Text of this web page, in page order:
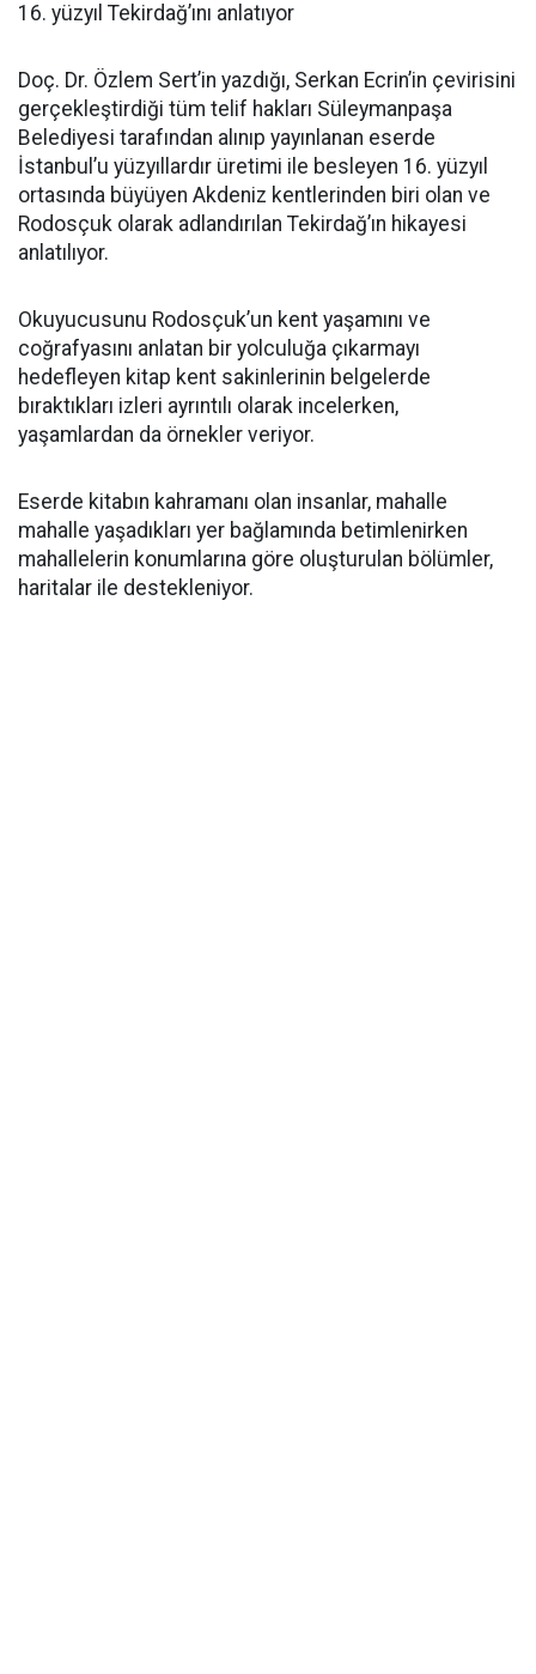
16. yüzyıl Tekirdağ’ını anlatıyor
Doç. Dr. Özlem Sert’in yazdığı, Serkan Ecrin’in çevirisini
gerçekleştirdiği tüm telif hakları Süleymanpaşa
Belediyesi tarafından alınıp yayınlanan eserde
İstanbul’u yüzyıllardır üretimi ile besleyen 16. yüzyıl
ortasında büyüyen Akdeniz kentlerinden biri olan ve
Rodosçuk olarak adlandırılan Tekirdağ’ın hikayesi
anlatılıyor.
Okuyucusunu Rodosçuk’un kent yaşamını ve
coğrafyasını anlatan bir yolculuğa çıkarmayı
hedefleyen kitap kent sakinlerinin belgelerde
bıraktıkları izleri ayrıntılı olarak incelerken,
yaşamlardan da örnekler veriyor.
Eserde kitabın kahramanı olan insanlar, mahalle
mahalle yaşadıkları yer bağlamında betimlenirken
mahallelerin konumlarına göre oluşturulan bölümler,
haritalar ile destekleniyor.